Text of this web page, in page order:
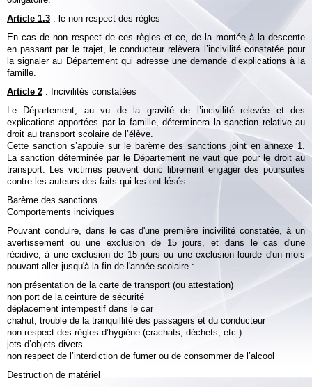
Article 1.3 : le non respect des règles
En cas de non respect de ces règles et ce, de la montée à la descente
en passant par le trajet, le conducteur relèvera l’incivilité constatée pour
la signaler au Département qui adresse une demande d’explications à la
famille.
Article 2 : Incivilités constatées
Le Département, au vu de la gravité de l’incivilité relevée et des
explications apportées par la famille, déterminera la sanction relative au
droit au transport scolaire de l’élève.
Cette sanction s’appuie sur le barème des sanctions joint en annexe 1.
La sanction déterminée par le Département ne vaut que pour le droit au
transport. Les victimes peuvent donc librement engager des poursuites
contre les auteurs des faits qui les ont lésés.
Barème des sanctions
Comportements inciviques
Pouvant conduire, dans le cas d'une première incivilité constatée, à un
avertissement ou une exclusion de 15 jours, et dans le cas d'une
récidive, à une exclusion de 15 jours ou une exclusion lourde d'un mois
pouvant aller jusqu'à la fin de l'année scolaire :
non présentation de la carte de transport (ou attestation)
non port de la ceinture de sécurité
déplacement intempestif dans le car
chahut, trouble de la tranquillité des passagers et du conducteur
non respect des règles d’hygiène (crachats, déchets, etc.)
jets d’objets divers
non respect de l’interdiction de fumer ou de consommer de l’alcool
Destruction de matériel